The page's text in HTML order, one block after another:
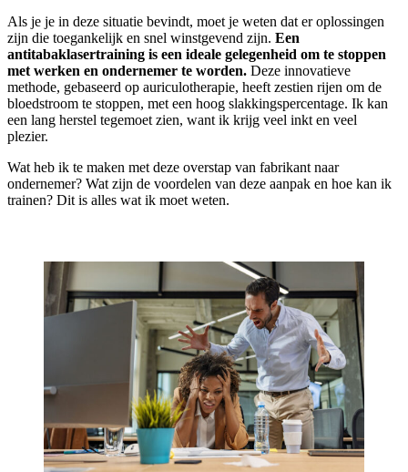
Als je je in deze situatie bevindt, moet je weten dat er oplossingen
zijn die toegankelijk en snel winstgevend zijn. Een
antitabaklasertraining is een ideale gelegenheid om te stoppen
met werken en ondernemer te worden. Deze innovatieve
methode, gebaseerd op auriculotherapie, heeft zestien rijen om de
bloedstroom te stoppen, met een hoog slakkingspercentage. Ik kan
een lang herstel tegemoet zien, want ik krijg veel inkt en veel
plezier.
Wat heb ik te maken met deze overstap van fabrikant naar
ondernemer? Wat zijn de voordelen van deze aanpak en hoe kan ik
trainen? Dit is alles wat ik moet weten.